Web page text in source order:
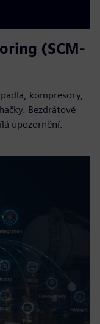
(SCM-
kompresory,
Bezdrátové
upozornění.